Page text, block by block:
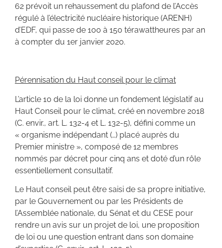
62 prévoit un rehaussement du plafond de l’Accès
régulé à l’électricité nucléaire historique (ARENH)
d’EDF, qui passe de 100 à 150 térawattheures par an
à compter du 1er janvier 2020.
Pérennisation du Haut conseil pour le climat
L’article 10 de la loi donne un fondement législatif au
Haut Conseil pour le climat, créé en novembre 2018
(C. envir., art. L. 132-4 et L. 132-5), défini comme un
« organisme indépendant (…) placé auprès du
Premier ministre », composé de 12 membres
nommés par décret pour cinq ans et doté d’un rôle
essentiellement consultatif.
Le Haut conseil peut être saisi de sa propre initiative,
par le Gouvernement ou par les Présidents de
l’Assemblée nationale, du Sénat et du CESE pour
rendre un avis sur un projet de loi, une proposition
de loi ou une question entrant dans son domaine